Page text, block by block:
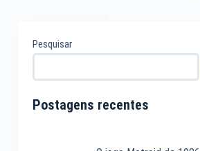
SETI
de
1984
Pesquisar
Postagens recentes